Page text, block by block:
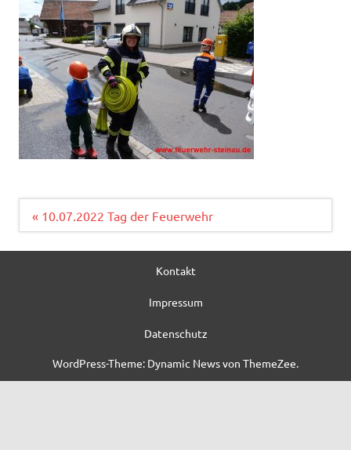
Beitragsnavigation
« 10.07.2022 Tag der Feuerwehr
Kontakt
Impressum
Datenschutz
WordPress-Theme: Dynamic News von ThemeZee.